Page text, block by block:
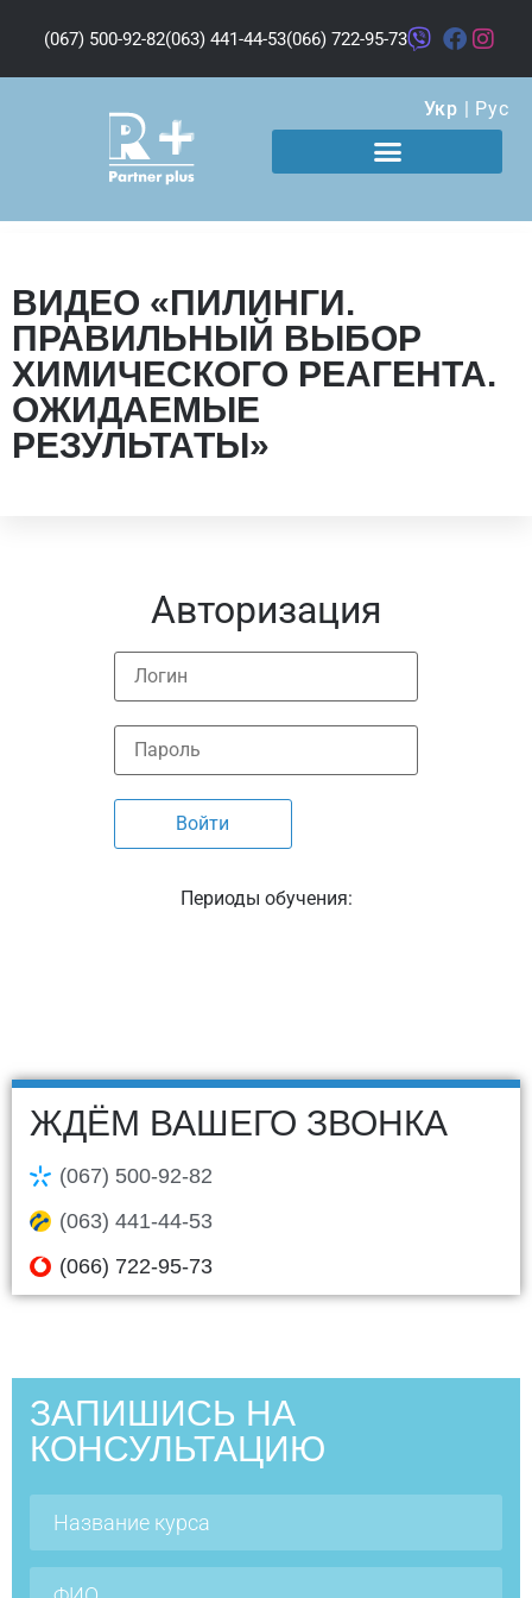
(067) 500-92-82(063) 441-44-53(066) 722-95-73
Укр | Рус
ВИДЕО «ПИЛИНГИ.
ПРАВИЛЬНЫЙ ВЫБОР
ХИМИЧЕСКОГО РЕАГЕНТА.
ОЖИДАЕМЫЕ
РЕЗУЛЬТАТЫ»
Авторизация
Периоды обучения:
ЖДЁМ ВАШЕГО ЗВОНКА
(067) 500-92-82
(063) 441-44-53
(066) 722-95-73
ЗАПИШИСЬ НА
КОНСУЛЬТАЦИЮ